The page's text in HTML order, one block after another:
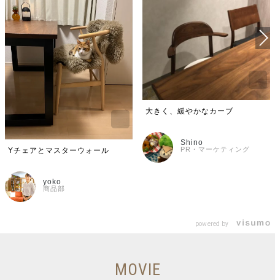
Yチェアとマスターウォール
商品部
yoko
大きく、緩やかなカーブ
PR・マーケティング
Shino
powered by
MOVIE